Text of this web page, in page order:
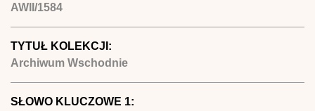
AWII/1584
TYTUŁ KOLEKCJI:
Archiwum Wschodnie
SŁOWO KLUCZOWE 1: